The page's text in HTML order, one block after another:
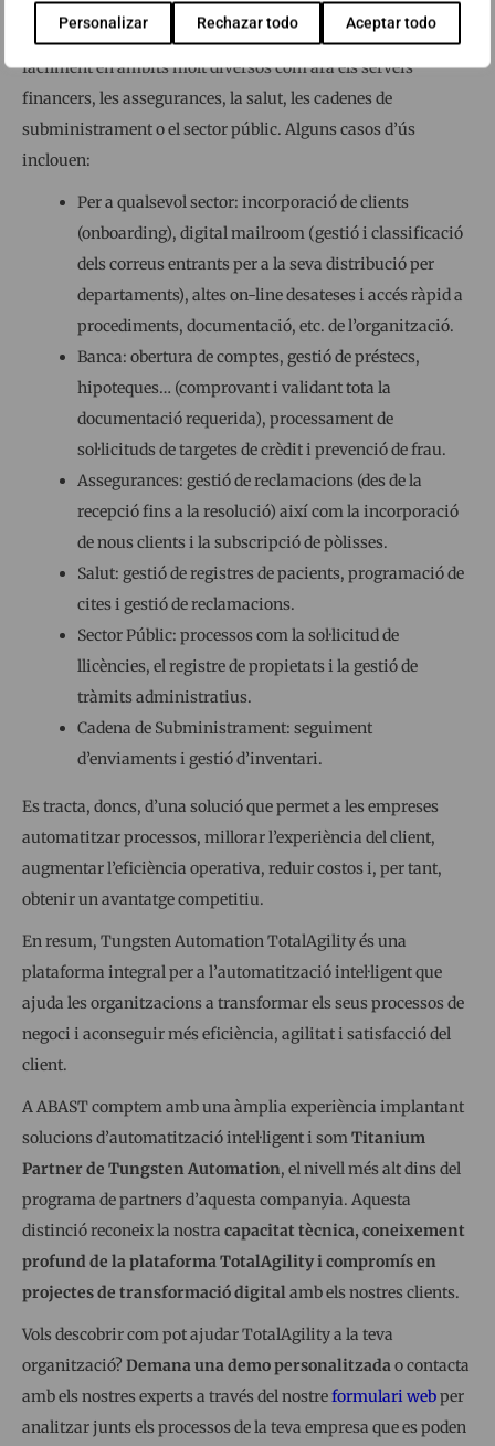
Personalizar Rechazar todo Aceptar todo
Per les seves característiques, Total Agility no està limitada a
un sector o indústria en particular, sinó que es pot aplicar
fàcilment en àmbits molt diversos com ara els serveis
financers, les assegurances, la salut, les cadenes de
subministrament o el sector públic. Alguns casos d’ús
inclouen:
Per a qualsevol sector: incorporació de clients
(onboarding), digital mailroom (gestió i classificació
dels correus entrants per a la seva distribució per
departaments), altes on-line desateses i accés ràpid a
procediments, documentació, etc. de l’organització.
Banca: obertura de comptes, gestió de préstecs,
hipoteques… (comprovant i validant tota la
documentació requerida), processament de
sol·licituds de targetes de crèdit i prevenció de frau.
Assegurances: gestió de reclamacions (des de la
recepció fins a la resolució) així com la incorporació
de nous clients i la subscripció de pòlisses.
Salut: gestió de registres de pacients, programació de
cites i gestió de reclamacions.
Sector Públic: processos com la sol·licitud de
llicències, el registre de propietats i la gestió de
tràmits administratius.
Cadena de Subministrament: seguiment
d’enviaments i gestió d’inventari.
Es tracta, doncs, d’una solució que permet a les empreses
automatitzar processos, millorar l’experiència del client,
augmentar l’eficiència operativa, reduir costos i, per tant,
obtenir un avantatge competitiu.
En resum, Tungsten Automation TotalAgility és una
plataforma integral per a l’automatització intel·ligent que
ajuda les organitzacions a transformar els seus processos de
negoci i aconseguir més eficiència, agilitat i satisfacció del
client.
A ABAST comptem amb una àmplia experiència implantant
solucions d’automatització intel·ligent i som Titanium
Partner de Tungsten Automation, el nivell més alt dins del
programa de partners d’aquesta companyia. Aquesta
distinció reconeix la nostra capacitat tècnica, coneixement
profund de la plataforma TotalAgility i compromís en
projectes de transformació digital amb els nostres clients.
Vols descobrir com pot ajudar TotalAgility a la teva
organització? Demana una demo personalitzada o contacta
amb els nostres experts a través del nostreformulari webper
analitzar junts els processos de la teva empresa que es poden